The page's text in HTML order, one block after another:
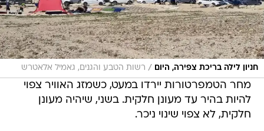
חניון לילה בריכת צפירה, היום / רשות הטבע והגנים, גאמיל אלאטרש
מחר הטמפרטורות יירדו במעט, כשמזג האוויר צפוי
להיות בהיר עד מעונן חלקית. בשני, שיהיה מעונן
חלקית, לא צפוי שינוי ניכר.